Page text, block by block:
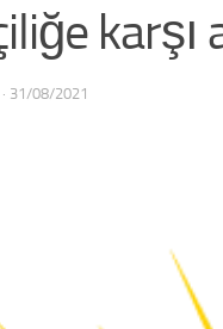
karşı
· 31/08/2021